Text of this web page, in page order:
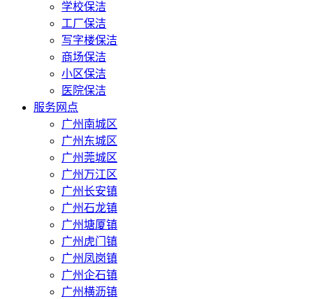
学校保洁
工厂保洁
写字楼保洁
商场保洁
小区保洁
医院保洁
服务网点
广州南城区
广州东城区
广州莞城区
广州万江区
广州长安镇
广州石龙镇
广州塘厦镇
广州虎门镇
广州凤岗镇
广州企石镇
广州横沥镇